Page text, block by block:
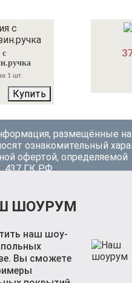
1 шт.
Купить
размещённые на
ознакомительный
офертой, определяемой
437 ГК РФ.
ШОУРУМ
наш шоу-
Вы сможете